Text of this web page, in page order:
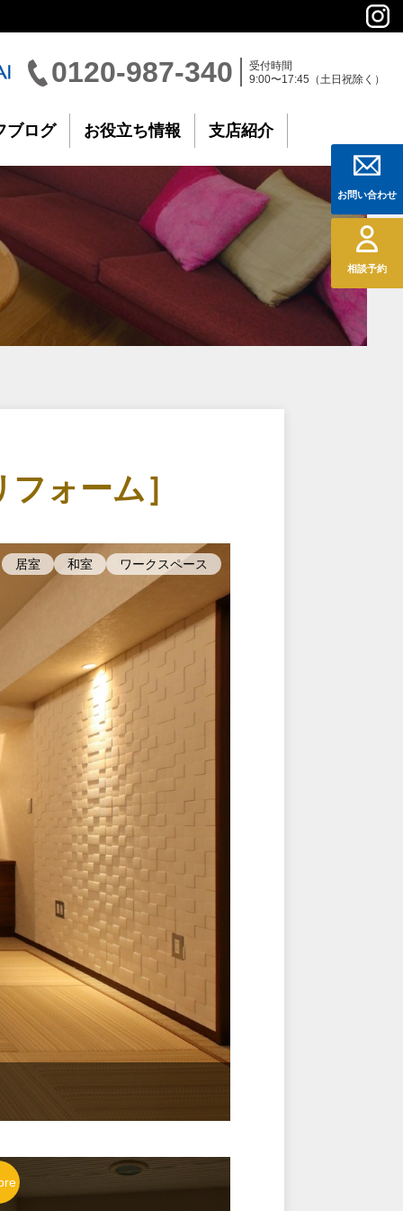
0120-987-340
受付時間
9:00〜17:45（土日祝除く）
ブログ お役立ち情報 支店紹介
お問い合わせ
相談予約
ォーム］
居室 和室 ワークスペース